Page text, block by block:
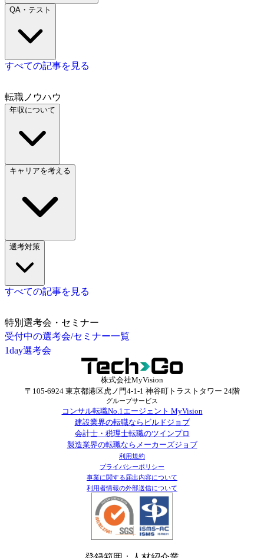
QA・テスト
すべての記事を見る
転職ノウハウ
年収について
キャリアを考える
選考対策
すべての記事を見る
特別選考会・セミナー
受付中の選考会/セミナー一覧
1day選考会
株式会社MyVision
〒105-6924 東京都港区虎ノ門4-1-1 神谷町トラストタワー 24階
グループサービス
コンサル転職No.1エージェント MyVision
建設業界の転職ならビルドジョブ
会計士・税理士転職のツインプロ
製造業界の転職ならメーカーズジョブ
利用規約
プライバシーポリシー
事業に関する届出内容について
利用者情報の外部送信について